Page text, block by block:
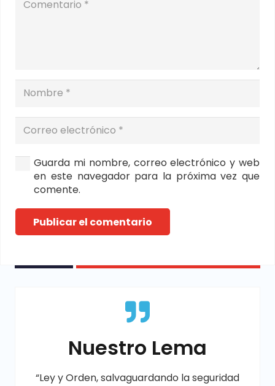
Guarda mi nombre, correo electrónico y web
en este navegador para la próxima vez que
comente.
Publicar el comentario
Nuestro Lema
“Ley y Orden, salvaguardando la seguridad